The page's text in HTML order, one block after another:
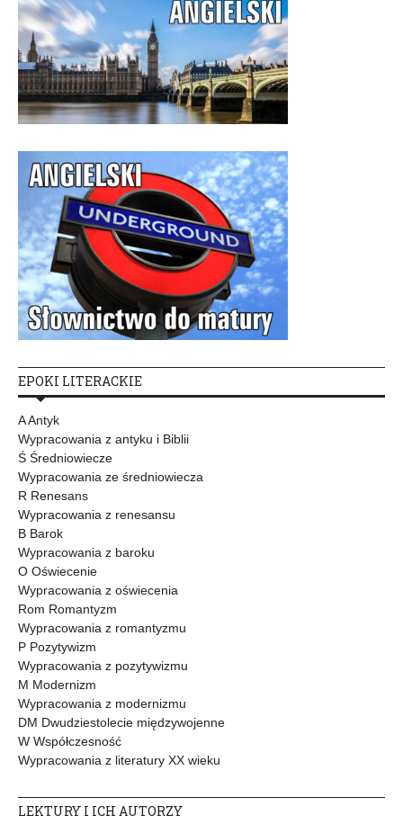
EPOKI LITERACKIE
A Antyk
Wypracowania z antyku i Biblii
Ś Średniowiecze
Wypracowania ze średniowiecza
R Renesans
Wypracowania z renesansu
B Barok
Wypracowania z baroku
O Oświecenie
Wypracowania z oświecenia
Rom Romantyzm
Wypracowania z romantyzmu
P Pozytywizm
Wypracowania z pozytywizmu
M Modernizm
Wypracowania z modernizmu
DM Dwudziestolecie międzywojenne
W Współczesność
Wypracowania z literatury XX wieku
LEKTURY I ICH AUTORZY